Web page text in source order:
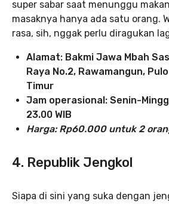
super sabar saat menunggu
masaknya hanya ada satu orang.
rasa, sih, nggak perlu diragukan
Alamat: Bakmi Jawa Mbah
Raya No.2, Rawamangun,
Timur
Jam operasional: Senin-
23.00 WIB
Harga: Rp60.000 untuk 2
4. Republik Jengkol
Siapa di sini yang suka dengan